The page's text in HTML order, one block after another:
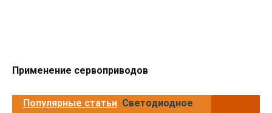
Применение сервоприводов
Популярные статьи Светодиодное